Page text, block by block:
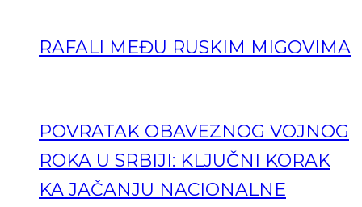
RAFALI MEĐU RUSKIM MIGOVIMA
POVRATAK OBAVEZNOG VOJNOG
ROKA U SRBIJI: KLJUČNI KORAK
KA JAČANJU NACIONALNE